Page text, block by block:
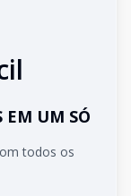
EM UM SÓ
todos os